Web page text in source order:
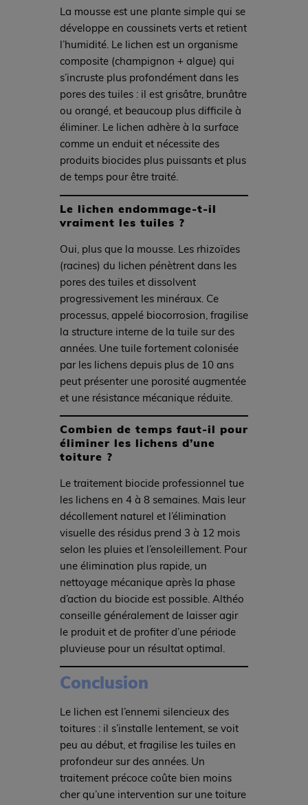
La mousse est une plante simple qui se
développe en coussinets verts et retient
l’humidité. Le lichen est un organisme
composite (champignon + algue) qui
s’incruste plus profondément dans les
pores des tuiles : il est grisâtre, brunâtre
ou orangé, et beaucoup plus difficile à
éliminer. Le lichen adhère à la surface
comme un enduit et nécessite des
produits biocides plus puissants et plus
de temps pour être traité.
Le lichen endommage-t-il
vraiment les tuiles ?
Oui, plus que la mousse. Les rhizoïdes
(racines) du lichen pénètrent dans les
pores des tuiles et dissolvent
progressivement les minéraux. Ce
processus, appelé biocorrosion, fragilise
la structure interne de la tuile sur des
années. Une tuile fortement colonisée
par les lichens depuis plus de 10 ans
peut présenter une porosité augmentée
et une résistance mécanique réduite.
Combien de temps faut-il pour
éliminer les lichens d’une
toiture ?
Le traitement biocide professionnel tue
les lichens en 4 à 8 semaines. Mais leur
décollement naturel et l’élimination
visuelle des résidus prend 3 à 12 mois
selon les pluies et l’ensoleillement. Pour
une élimination plus rapide, un
nettoyage mécanique après la phase
d’action du biocide est possible. Althéo
conseille généralement de laisser agir
le produit et de profiter d’une période
pluvieuse pour un résultat optimal.
Conclusion
Le lichen est l’ennemi silencieux des
toitures : il s’installe lentement, se voit
peu au début, et fragilise les tuiles en
profondeur sur des années. Un
traitement précoce coûte bien moins
cher qu’une intervention sur une toiture